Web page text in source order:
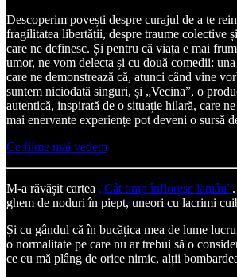
Descoperim povești despre curajul de a te
fragilitatea libertății, despre traume colective
care ne definesc. Și pentru că viața e mai
umor, ne vom delecta și cu două comedii:
care ne demonstrează că, atunci când vine
suntem niciodată singuri, și „Vecina”, o
autentică, inspirată de o situație hilară, care
mai enervante experiențe pot deveni o sursă
Ce filme mai vedem
M-a răvășit cartea „Cât timp înfloresc lămâii”
ghem de noduri în piept, uneori cu lacrimi
Și cu gândul că în bucățica mea de lume
o normalitate pe care nu ar trebui să o
ce eu mă plâng de orice nimic, alții